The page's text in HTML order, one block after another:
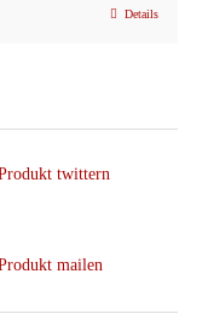
Details
twittern
mailen